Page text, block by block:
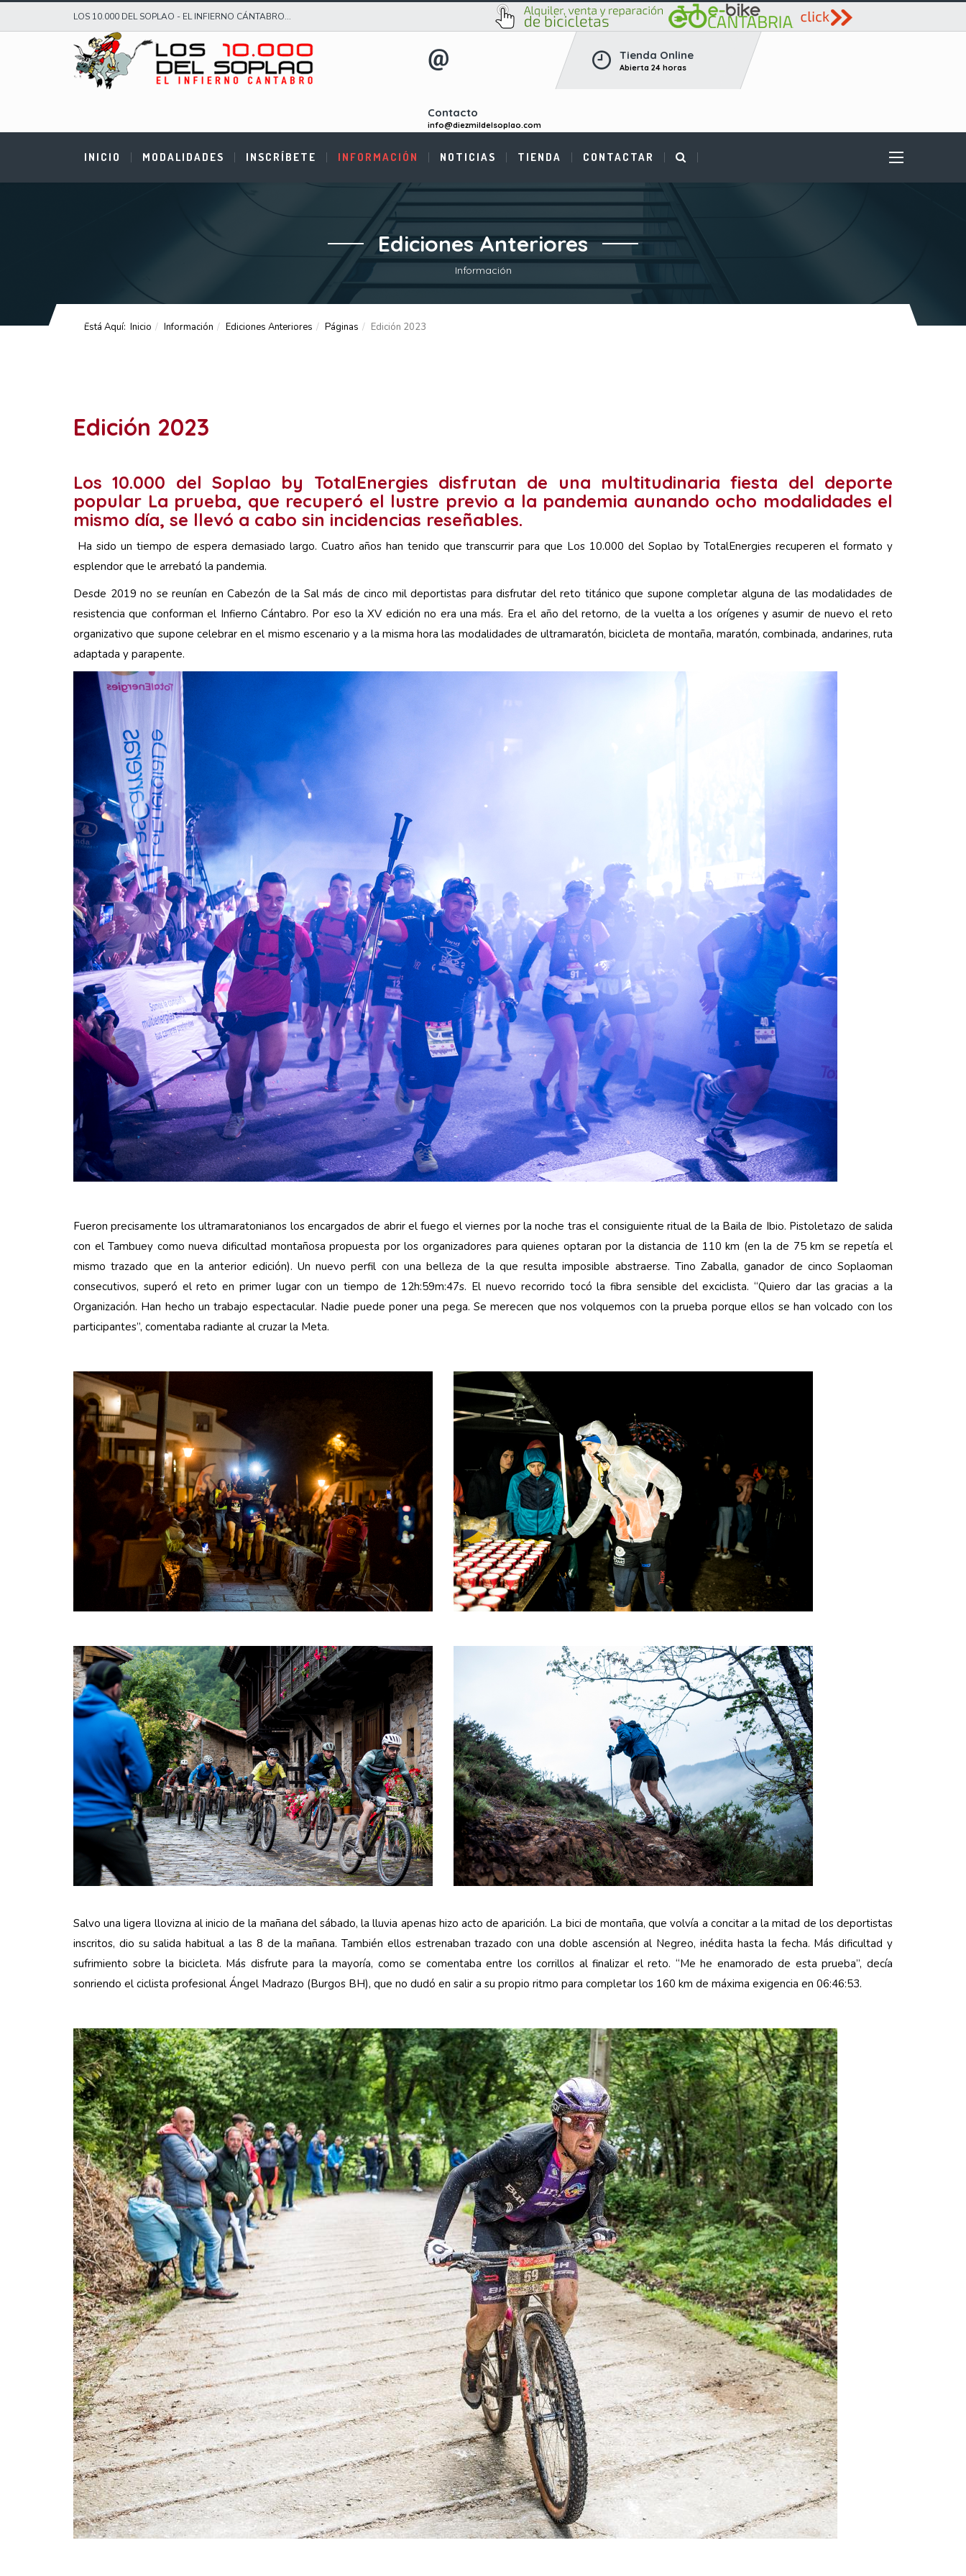
LOS 10.000 DEL SOPLAO - EL INFIERNO CÁNTABRO...
Contacto
info@diezmildelsoplao.com
Tienda Online
Abierta 24 horas
INICIO MODALIDADES INSCRÍBETE INFORMACIÓN NOTICIAS TIENDA CONTACTAR
Ediciones Anteriores
Información
Está Aquí: Inicio Información Ediciones Anteriores Páginas Edición 2023
Edición 2023
Los 10.000 del Soplao by TotalEnergies disfrutan de una multitudinaria fiesta del deporte
popular La prueba, que recuperó el lustre previo a la pandemia aunando ocho modalidades el
mismo día, se llevó a cabo sin incidencias reseñables.
Ha sido un tiempo de espera demasiado largo. Cuatro años han tenido que transcurrir para que Los 10.000 del Soplao by TotalEnergies recuperen el formato y
esplendor que le arrebató la pandemia.
Desde 2019 no se reunían en Cabezón de la Sal más de cinco mil deportistas para disfrutar del reto titánico que supone completar alguna de las modalidades de
resistencia que conforman el Infierno Cántabro. Por eso la XV edición no era una más. Era el año del retorno, de la vuelta a los orígenes y asumir de nuevo el reto
organizativo que supone celebrar en el mismo escenario y a la misma hora las modalidades de ultramaratón, bicicleta de montaña, maratón, combinada, andarines, ruta
adaptada y parapente.
Fueron precisamente los ultramaratonianos los encargados de abrir el fuego el viernes por la noche tras el consiguiente ritual de la Baila de Ibio. Pistoletazo de salida
con el Tambuey como nueva dificultad montañosa propuesta por los organizadores para quienes optaran por la distancia de 110 km (en la de 75 km se repetía el
mismo trazado que en la anterior edición). Un nuevo perfil con una belleza de la que resulta imposible abstraerse. Tino Zaballa, ganador de cinco Soplaoman
consecutivos, superó el reto en primer lugar con un tiempo de 12h:59m:47s. El nuevo recorrido tocó la fibra sensible del exciclista. “Quiero dar las gracias a la
Organización. Han hecho un trabajo espectacular. Nadie puede poner una pega. Se merecen que nos volquemos con la prueba porque ellos se han volcado con los
participantes”, comentaba radiante al cruzar la Meta.
Salvo una ligera llovizna al inicio de la mañana del sábado, la lluvia apenas hizo acto de aparición. La bici de montaña, que volvía a concitar a la mitad de los deportistas
inscritos, dio su salida habitual a las 8 de la mañana. También ellos estrenaban trazado con una doble ascensión al Negreo, inédita hasta la fecha. Más dificultad y
sufrimiento sobre la bicicleta. Más disfrute para la mayoría, como se comentaba entre los corrillos al finalizar el reto. “Me he enamorado de esta prueba”, decía
sonriendo el ciclista profesional Ángel Madrazo (Burgos BH), que no dudó en salir a su propio ritmo para completar los 160 km de máxima exigencia en 06:46:53.